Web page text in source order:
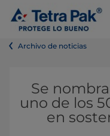
Archivo de noticias
Se
uno de los
en